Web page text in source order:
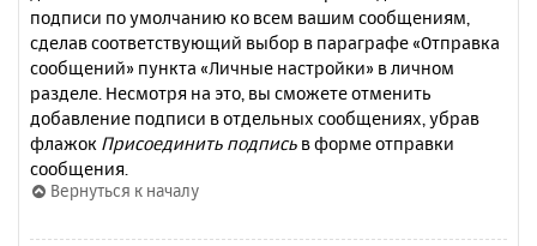
подписи по умолчанию ко всем вашим сообщениям,
сделав соответствующий выбор в параграфе «Отправка
сообщений» пункта «Личные настройки» в личном
разделе. Несмотря на это, вы сможете отменить
добавление подписи в отдельных сообщениях, убрав
флажок Присоединить подпись в форме отправки
сообщения.
Вернуться к началу